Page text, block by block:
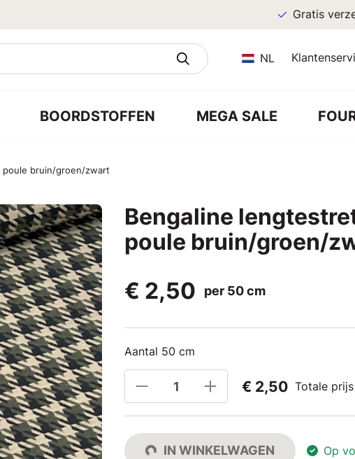
Gratis
NL
BOORDSTOFFEN MEGA SALE
bruin/groen/zwart
Bengaline
poule bruin/groen/
€ 2,50
per 50 cm
Aantal 50 cm
€ 2,50 Totale
IN WINKELWAGEN Op